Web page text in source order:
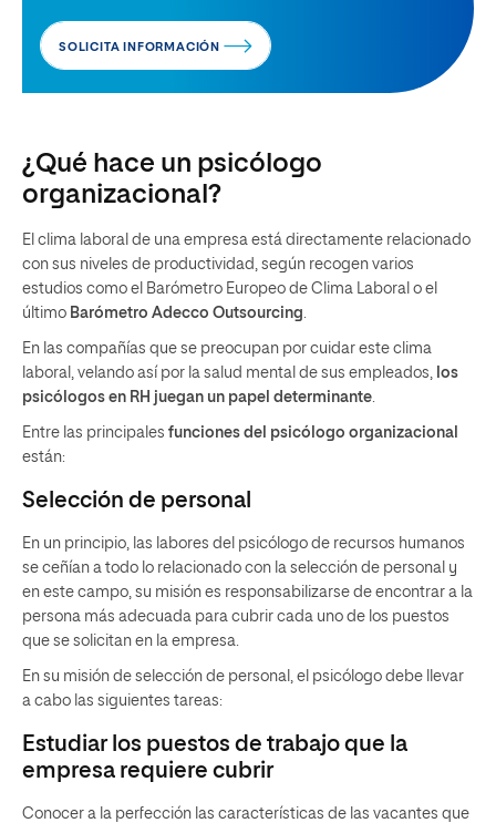
SOLICITA INFORMACIÓN
¿Qué hace un psicólogo
organizacional?
El clima laboral de una empresa está directamente relacionado
con sus niveles de productividad, según recogen varios
estudios como el Barómetro Europeo de Clima Laboral o el
último Barómetro Adecco Outsourcing
En las compañías que se preocupan por cuidar este clima
laboral, velando así por la salud mental de sus empleados,
los
psicólogos en RH juegan un papel determinante
Entre las principales funciones del psicólogo organizacional
están:
Selección de personal
En un principio, las labores del psicólogo de recursos humanos
se ceñían a todo lo relacionado con la selección de personal y
en este campo, su misión es responsabilizarse de encontrar a la
persona más adecuada para cubrir cada uno de los puestos
que se solicitan en la empresa.
En su misión de selección de personal, el psicólogo debe llevar
a cabo las siguientes tareas:
Estudiar los puestos de trabajo que la
empresa requiere cubrir
Conocer a la perfección las características de las vacantes que